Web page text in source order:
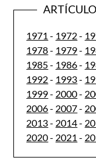
1971 - 1972-
1978- 1979-
1985- 1986-
1992- 1993-
1999- 2000-
2006- 2007-
2013- 2014-
2020- 2021 -